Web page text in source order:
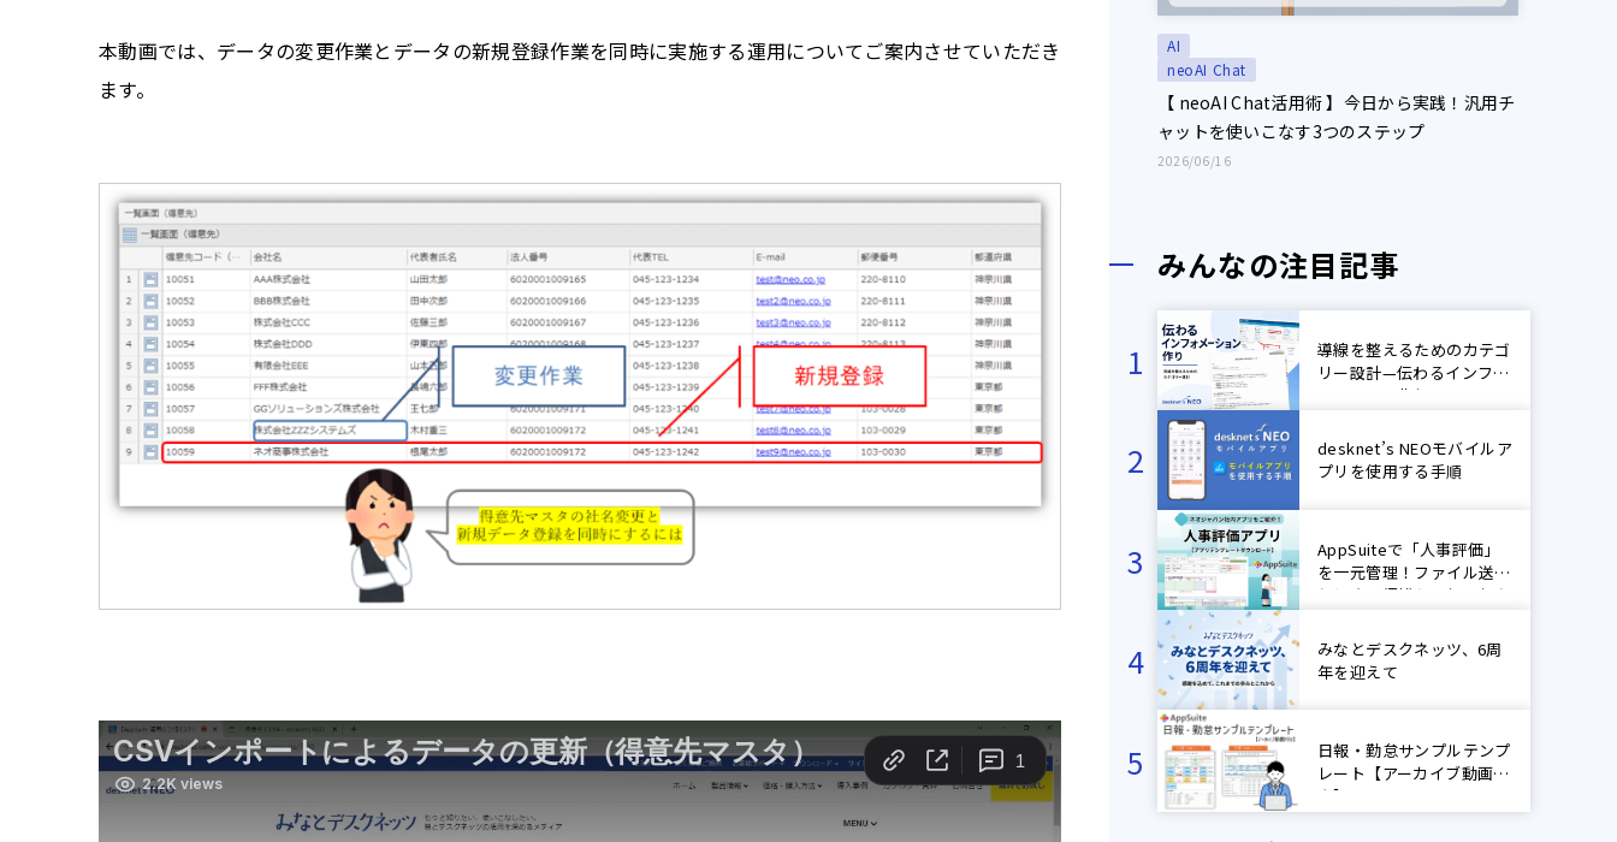
本動画では、データの変更作業とデータの新規登録作業を同時に実施する運用についてご案内させていただき
ます。
AI
neoAI Chat
【 neoAI Chat活用術 】今日から実践！汎用チ
ャットを使いこなす3つのステップ
2026/06/16
みんなの注目記事
導線を整えるためのカテゴ
リー設計—伝わるインフォ
メーション作り
desknet’s NEOモバイルア
プリを使用する手順
AppSuiteで「人事評価」
を一元管理！ファイル送受
信による煩雑なやり取りを
内アプリ紹介】
みなとデスクネッツ、6周
年を迎えて
日報・勤怠サンプルテンプ
レート【アーカイブ動画付
き】